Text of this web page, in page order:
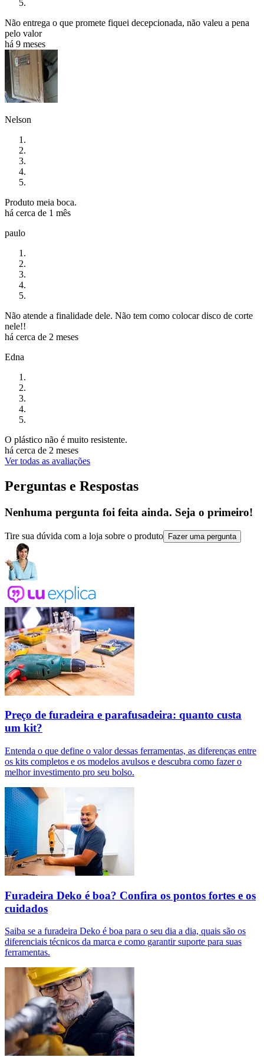
Não entrega o que promete fiquei decepcionada, não valeu a pena
pelo valor
há 9 meses
Nelson
Produto meia boca.
há cerca de 1 mês
paulo
Não atende a finalidade dele. Não tem como colocar disco de corte
nele!!
há cerca de 2 meses
Edna
O plástico não é muito resistente.
há cerca de 2 meses
Ver todas as avaliações
Perguntas e Respostas
Nenhuma pergunta foi feita ainda. Seja o primeiro!
Tire sua dúvida com a loja sobre o produto Fazer uma pergunta
Preço de furadeira e parafusadeira: quanto custa
um kit?
Entenda o que define o valor dessas ferramentas, as diferenças entre
os kits completos e os modelos avulsos e descubra como fazer o
melhor investimento pro seu bolso.
Furadeira Deko é boa? Confira os pontos fortes e os
cuidados
Saiba se a furadeira Deko é boa para o seu dia a dia, quais são os
diferenciais técnicos da marca e como garantir suporte para suas
ferramentas.